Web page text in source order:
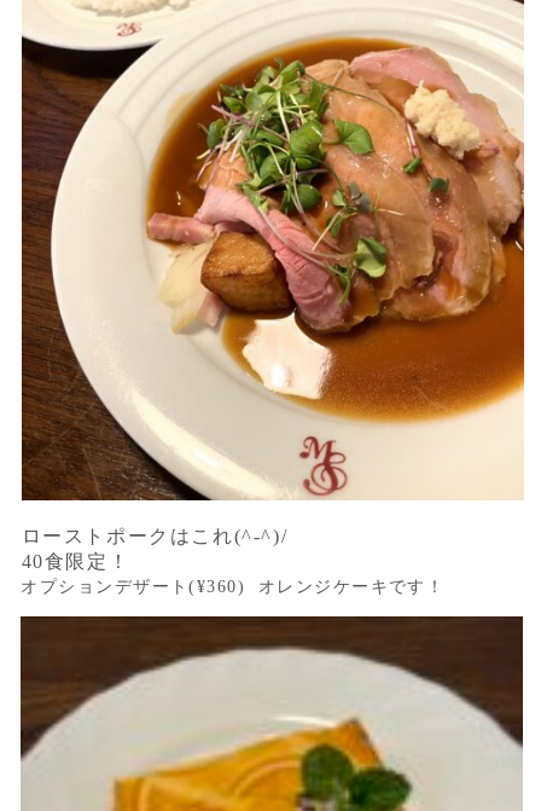
ローストポークはこれ(^-^)/
40食限定！
オプションデザート(¥360) オレンジケーキです！